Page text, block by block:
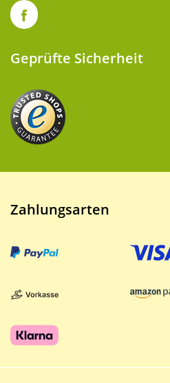
Geprüfte Sicherheit
Zahlungsarten